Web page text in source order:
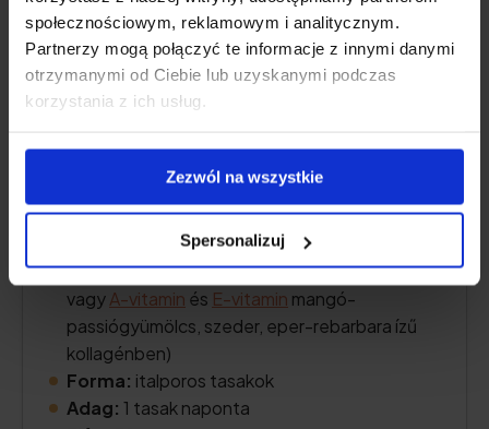
społecznościowym, reklamowym i analitycznym.
Partnerzy mogą połączyć te informacje z innymi danymi
otrzymanymi od Ciebie lub uzyskanymi podczas
korzystania z ich usług.
Zezwól na wszystkie
Spersonalizuj
kollagén hidrolizátum
További hatóanyagok:C-vitamin, alacsony
hialuronsav(valamint L-teanin
éskoenzim Q10kakaó ízű kollagénben,
vagyA-vitamin és E-vitamin mangó-
passiógyümölcs, szeder, eper-rebarbara ízű
kollagénben)
Forma: italporos tasakok
Adag: 1 tasak naponta